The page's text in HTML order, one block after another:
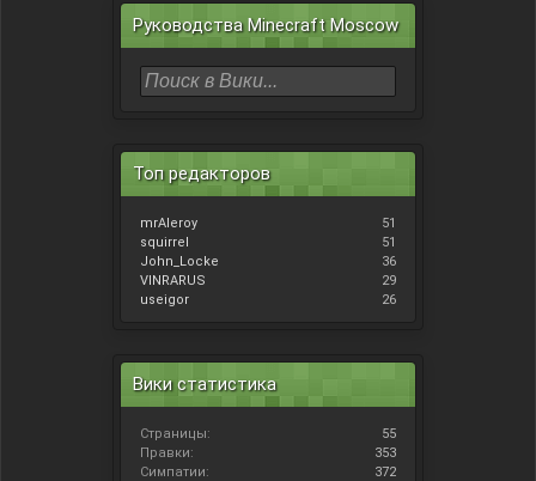
Руководства Minecraft Moscow
Топ редакторов
mrAleroy
51
squirrel
51
John_Locke
36
VINRARUS
29
useigor
26
Вики статистика
Страницы:
55
Правки:
353
Симпатии:
372